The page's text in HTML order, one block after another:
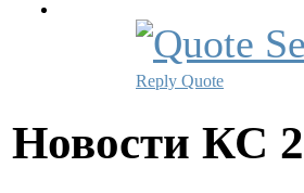
Reply Quote
Новости КС